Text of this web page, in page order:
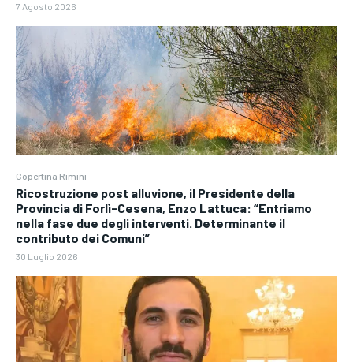
7 Agosto 2026
Copertina Rimini
Ricostruzione post alluvione, il Presidente della
Provincia di Forlì-Cesena, Enzo Lattuca: “Entriamo
nella fase due degli interventi. Determinante il
contributo dei Comuni”
30 Luglio 2026